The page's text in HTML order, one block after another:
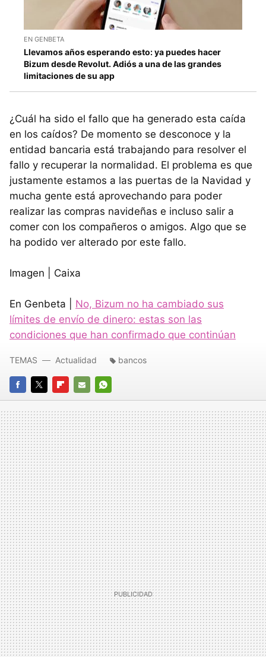
EN GENBETA
Llevamos años esperando esto: ya puedes hacer
Bizum desde Revolut. Adiós a una de las grandes
limitaciones de su app
¿Cuál ha sido el fallo que ha generado esta caída
en los caídos? De momento se desconoce y la
entidad bancaria está trabajando para resolver el
fallo y recuperar la normalidad. El problema es que
justamente estamos a las puertas de la Navidad y
mucha gente está aprovechando para poder
realizar las compras navideñas e incluso salir a
comer con los compañeros o amigos. Algo que se
ha podido ver alterado por este fallo.
Imagen | Caixa
En Genbeta | No, Bizum no ha cambiado sus
límites de envío de dinero: estas son las
condiciones que han confirmado que continúan
FACEBOOK
TWITTERFLIPBOARD
E-
MAIL
WHATSAPP
TEMAS Actualidad bancos